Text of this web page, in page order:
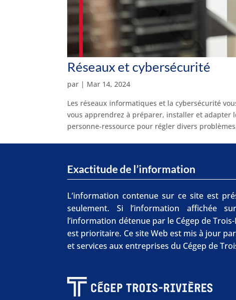
Réseaux et cybersécurité
par | Mar 14, 2024
Les réseaux informatiques et la cybersécurité
vous apprendrez à préparer, installer et adapter
personne-ressource pour régler divers
Exactitude de l’information
L’information contenue sur ce site est
seulement. Si l’information affichée
l’information détenue par le Cégep de
est prioritaire. Ce site Web est mis à jour
et services aux entreprises du Cégep de